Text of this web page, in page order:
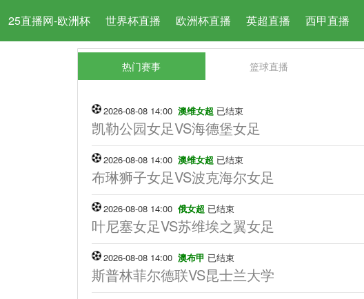
25直播网-欧洲杯 世界杯直播 欧洲杯直播 英超直播 西甲直播
热门赛事 篮球直播
2026-08-08 14:00 澳维女超 已结束
凯勒公园女足VS海德堡女足
2026-08-08 14:00 澳维女超 已结束
布琳狮子女足VS波克海尔女足
2026-08-08 14:00 俄女超 已结束
叶尼塞女足VS苏维埃之翼女足
2026-08-08 14:00 澳布甲 已结束
斯普林菲尔德联VS昆士兰大学